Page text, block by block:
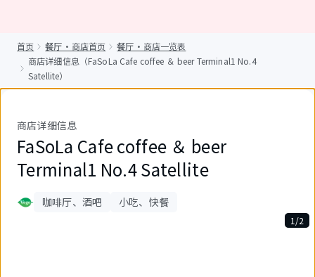
首页 餐厅・商店首页
餐厅・商店一览表
商店详细信息（FaSoLa Cafe coffee ＆ beer Terminal1 No.4
Satellite）
商店详细信息
FaSoLa Cafe coffee ＆ beer
Terminal1 No.4 Satellite
咖啡厅、酒吧 小吃、快餐
1/2